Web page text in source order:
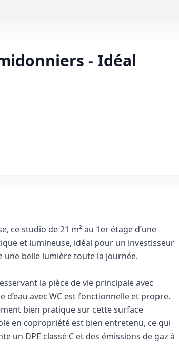
- Idéal
ce studio de 21 m² au 1er étage d’une
et lumineuse, idéal pour un investisseur
belle lumière toute la journée.
la pièce de vie principale avec
avec WC est fonctionnelle et propre.
bien pratique sur cette surface
en copropriété est bien entretenu, ce qui
un DPE classé C et des émissions de gaz à